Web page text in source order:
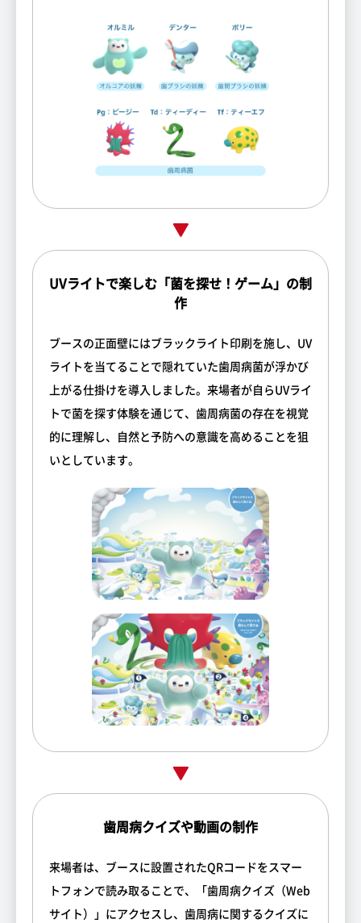
UVライトで楽しむ「菌を探せ！ゲーム」の制
作
ブースの正面壁にはブラックライト印刷を施し、UV
ライトを当てることで隠れていた歯周病菌が浮かび
上がる仕掛けを導入しました。来場者が自らUVライ
トで菌を探す体験を通じて、歯周病菌の存在を視覚
的に理解し、自然と予防への意識を高めることを狙
いとしています。
歯周病クイズや動画の制作
来場者は、ブースに設置されたQRコードをスマー
トフォンで読み取ることで、「歯周病クイズ（Web
サイト）」にアクセスし、歯周病に関するクイズに